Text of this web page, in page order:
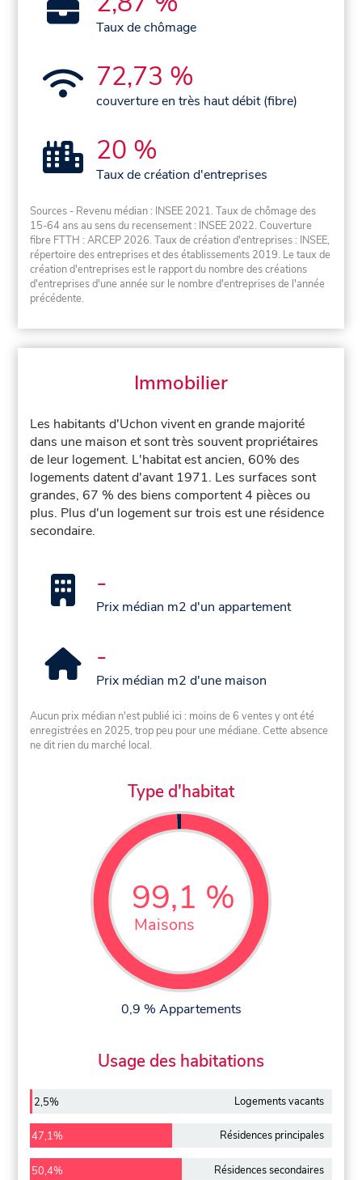
Taux de chômage
72,73 %
couverture en très haut débit (fibre)
20 %
Taux de création d'entreprises
Sources - Revenu médian : INSEE 2021. Taux de chômage des
15-64 ans au sens du recensement : INSEE 2022. Couverture
fibre FTTH : ARCEP 2026. Taux de création d'entreprises : INSEE,
répertoire des entreprises et des établissements 2019. Le taux de
création d'entreprises est le rapport du nombre des créations
d'entreprises d'une année sur le nombre d'entreprises de l'année
précédente.
Immobilier
Les habitants d'Uchon vivent en grande majorité
dans une maison et sont très souvent propriétaires
de leur logement. L'habitat est ancien, 60% des
logements datent d'avant 1971. Les surfaces sont
grandes, 67 % des biens comportent 4 pièces ou
plus. Plus d'un logement sur trois est une résidence
secondaire.
-
Prix médian m2 d'un appartement
-
Prix médian m2 d'une maison
Aucun prix médian n'est publié ici : moins de 6 ventes y ont été
enregistrées en 2025, trop peu pour une médiane. Cette absence
ne dit rien du marché local.
Type d'habitat
99,1 %
Maisons
0,9 % Appartements
Usage des habitations
2,5% Logements vacants
47,1% Résidences principales
50,4% Résidences secondaires